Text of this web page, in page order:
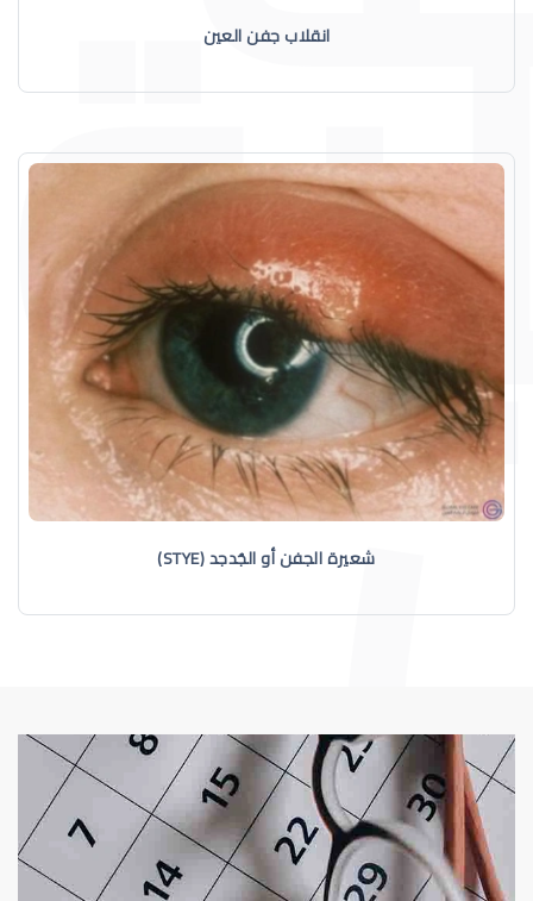
انقلاب جفن العين
شعيرة الجفن أو الجُدجد (STYE)
تدلي الجفونالجراحة التجميلية للعين